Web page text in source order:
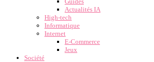
Actualités IA
High-tech
Informatique
Internet
E-Commerce
Jeux
Société